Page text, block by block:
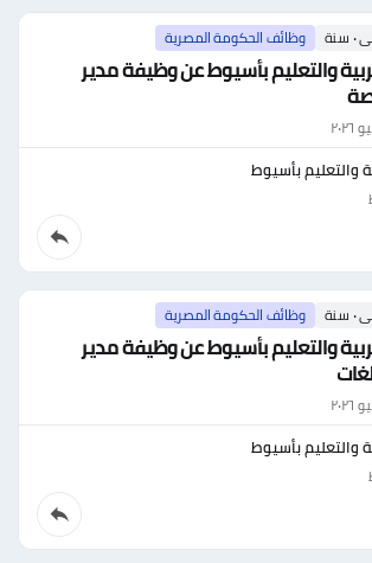
وظائف الحكومة المصرية
والتعليم بأسيوط عن وظيفة مدير
والتعليم بأسيوط
وظائف الحكومة المصرية
والتعليم بأسيوط عن وظيفة مدير
والتعليم بأسيوط